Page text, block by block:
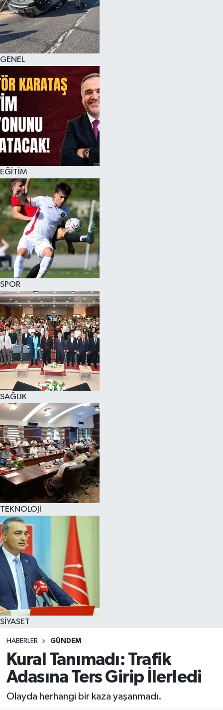
GENEL
EĞİTİM
SPOR
SAĞLIK
TEKNOLOJİ
SİYASET
HABERLER GÜNDEM
Kural Tanımadı: Trafik
Adasına Ters Girip İlerledi
Olayda herhangi bir kaza yaşanmadı.
KÜLTÜR SANAT
MAGAZİN
SAĞLIK
SİYASET
SPOR
TEKNOLOJİ
VİZYONDAKİLER
YAŞAM